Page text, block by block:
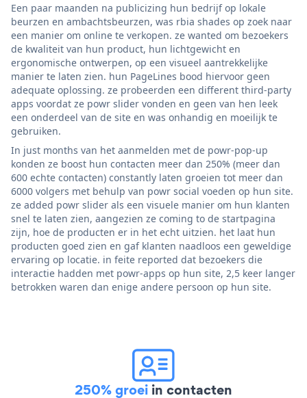
Een paar maanden na publicizing hun bedrijf op lokale
beurzen en ambachtsbeurzen, was rbia shades op zoek naar
een manier om online te verkopen. ze wanted om bezoekers
de kwaliteit van hun product, hun lichtgewicht en
ergonomische ontwerpen, op een visueel aantrekkelijke
manier te laten zien. hun PageLines bood hiervoor geen
adequate oplossing. ze probeerden een different third-party
apps voordat ze powr slider vonden en geen van hen leek
een onderdeel van de site en was onhandig en moeilijk te
gebruiken.
In just months van het aanmelden met de powr-pop-up
konden ze boost hun contacten meer dan 250% (meer dan
600 echte contacten) constantly laten groeien tot meer dan
6000 volgers met behulp van powr social voeden op hun site.
ze added powr slider als een visuele manier om hun klanten
snel te laten zien, aangezien ze coming to de startpagina
zijn, hoe de producten er in het echt uitzien. het laat hun
producten goed zien en gaf klanten naadloos een geweldige
ervaring op locatie. in feite reported dat bezoekers die
interactie hadden met powr-apps op hun site, 2,5 keer langer
betrokken waren dan enige andere persoon op hun site.
250% groei in contacten